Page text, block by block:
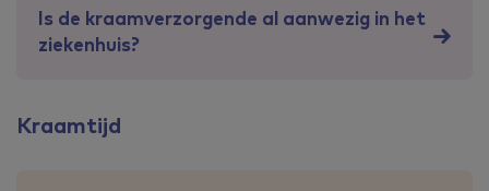
Is de kraamverzorgende al aanwezig in het
ziekenhuis?
Kraamtijd